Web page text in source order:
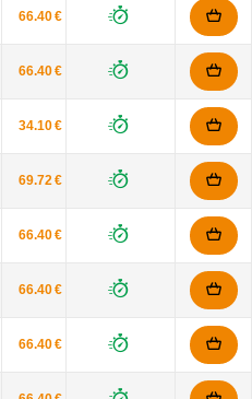
66.40 €
66.40 €
34.10 €
69.72 €
66.40 €
66.40 €
66.40 €